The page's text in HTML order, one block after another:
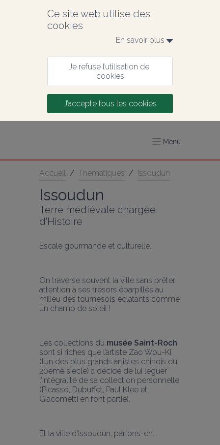
Ce site web utilise des
cookies
En savoir plus
Je refuse l’utilisation de
cookies
J’accepte tous les cookies
Menu
Accueil / Thématiques / Issoudun
Issoudun
Terre médiévale chargée
d'Histoire
Escale gourmande et culturelle.
On traverse souvent la ville sans prêter
attention à ses trésors éparpillés au
milieu des tournesols éclatants comme
un champ de soleil !
Les collections du musée Saint-Roch
sont si riches que l’artiste Zao Wou-Ki
(l’un des plus grands artistes chinois du
20ème siècle) a décidé de lui léguer
l’intégralité de sa collection personnelle
(Picasso, Dubuffet, Paul Klee et
Giacometti en font partie).
Et la ville d’Issoudun, parlons-en...